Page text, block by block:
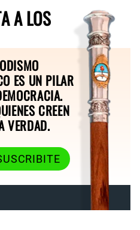
A LOS
ES UN PILAR
CREEN
VERDAD.